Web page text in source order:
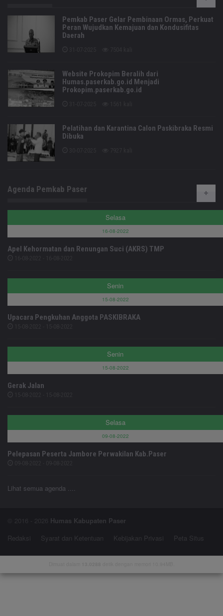
Pemkab Paser Gelar Pembinaan Ormas, Perkuat
Peran Wujudkan Kemajuan dan Kondusifitas
Daerah
Website Prokopim Beralih dari
Humas.paserkab.go.id Menjadi
Prokopim.paserkab.go.id
Pelatihan dan Karantina Calon Paskibraka Resmi
Dibuka
Agenda Pemkab Paser
Selasa
16-08-2022
Apel Kehormatan dan Renungan Suci (AKRS) TMP
Senin
15-08-2022
Upacara Pengkuhan Anggota PASKIBRAKA
Senin
15-08-2022
Gerak Jalan
Selasa
09-08-2022
Pelepasan Peserta Jambore Perwakilan Kab.Paser
Lihat semua agenda ....
© 2016 - 2026 Humas Kabupaten Paser
Redaksi
Syarat dan Ketentuan Kebijakan Privasi Peta Situs